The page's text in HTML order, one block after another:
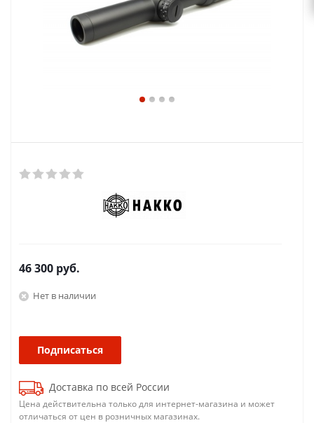
46 300 руб.
Нет в наличии
Подписаться
Доставка по всей России
Цена действительна только для интернет-магазина и может
отличаться от цен в розничных магазинах.